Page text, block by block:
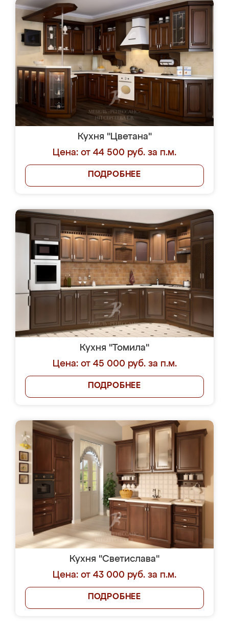
Кухня "Цветана"
Цена: от 44 500 руб. за п.м.
ПОДРОБНЕЕ
Кухня "Томила"
Цена: от 45 000 руб. за п.м.
ПОДРОБНЕЕ
Кухня "Светислава"
Цена: от 43 000 руб. за п.м.
ПОДРОБНЕЕ